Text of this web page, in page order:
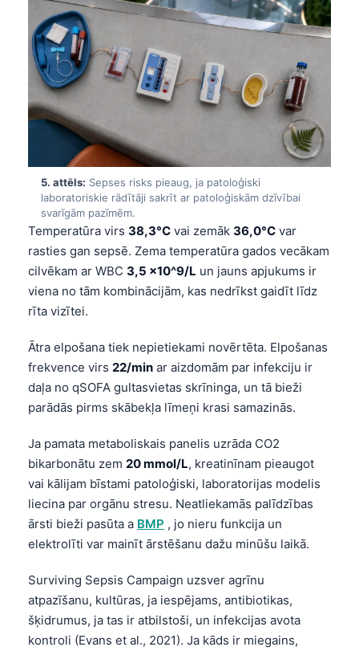
5. attēls: Sepses risks pieaug, ja patoloģiski
laboratoriskie rādītāji sakrīt ar patoloģiskām dzīvībai
svarīgām pazīmēm.
Temperatūra virs 38,3°C vai zemāk 36,0°C var
rasties gan sepsē. Zema temperatūra gados vecākam
cilvēkam ar WBC 3,5 x10^9/L un jauns apjukums ir
viena no tām kombinācijām, kas nedrīkst gaidīt līdz
rīta vizītei.
Ātra elpošana tiek nepietiekami novērtēta. Elpošanas
frekvence virs 22/min ar aizdomām par infekciju ir
daļa no qSOFA gultasvietas skrīninga, un tā bieži
parādās pirms skābekļa līmeņi krasi samazinās.
Ja pamata metaboliskais panelis uzrāda CO2
bikarbonātu zem 20 mmol/L, kreatinīnam pieaugot
vai kālijam bīstami patoloģiski, laboratorijas modelis
liecina par orgānu stresu. Neatliekamās palīdzības
ārsti bieži pasūta a BMP , jo nieru funkcija un
elektrolīti var mainīt ārstēšanu dažu minūšu laikā.
Surviving Sepsis Campaign uzsver agrīnu
atpazīšanu, kultūras, ja iespējams, antibiotikas,
šķidrumus, ja tas ir atbilstoši, un infekcijas avota
kontroli (Evans et al., 2021). Ja kāds ir miegains,
සිංහල
অসমীয়া
Galego
Euskara
Gàidhlig
Occitan
Монгол
ພາສາລາວ
Basa Jawa
ئۇيغۇرچە
Кыргызча
Татар теле
Беларуская мова
Esperanto
Frysk
Ślōnskŏ gŏdka
Norsk bokmål